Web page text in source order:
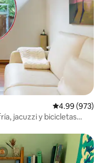
Calificación
4.99 (973)
jacuzzi y bicicletas
huéspedes